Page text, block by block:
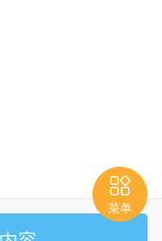

菜单